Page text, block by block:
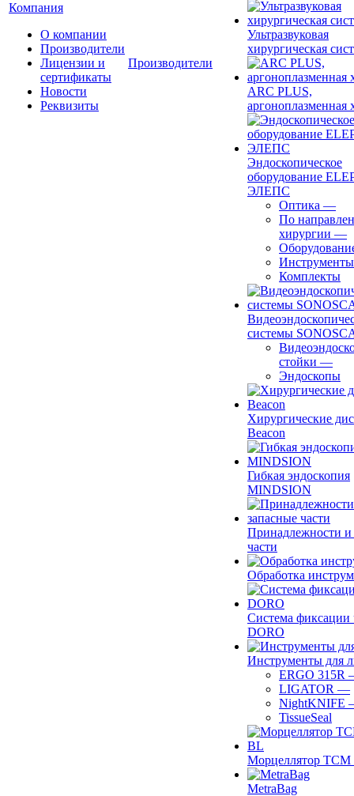
Компания
О компании
Производители
Лицензии и
сертификаты
Новости
Реквизиты
Производители
Ультразвуковая
хирургическая
ARC PLUS,
аргоноплазменная
Эндоскопическое
оборудование
ЭЛЕПС
Оптика —
По
хирургии —
Инструменты
Комплекты
системы
стойки —
Эндоскопы
Хирургические
Beacon
Гибкая эндоскопия
MINDSION
Принадлежности и
части
Обработка
Система фиксации
DORO
Инструменты для
ERGO 315R
LIGATOR —
NightKNIFE
TissueSeal
Морцеллятор ТСМ
MetraBag